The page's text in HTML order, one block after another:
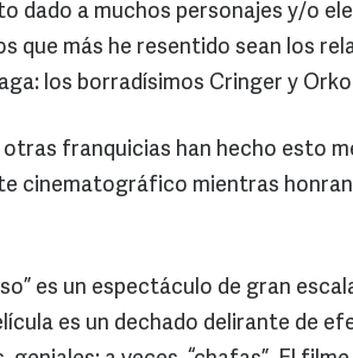
dado a muchos personajes y/o
que más he resentido sean los
los borradísimos Cringer y
otras franquicias han hecho esto
cinematográfico mientras
es un espectáculo de gran
es un dechado delirante de